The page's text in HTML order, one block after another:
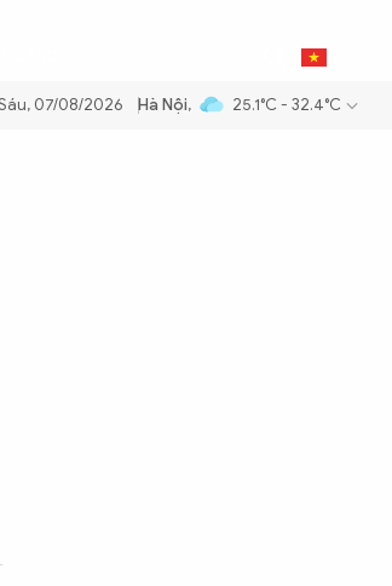
an ninh năng lượng quốc gia Thực hiện Nghị
07/08/2026 Hà Nội, 25.1°C - 32.4°C